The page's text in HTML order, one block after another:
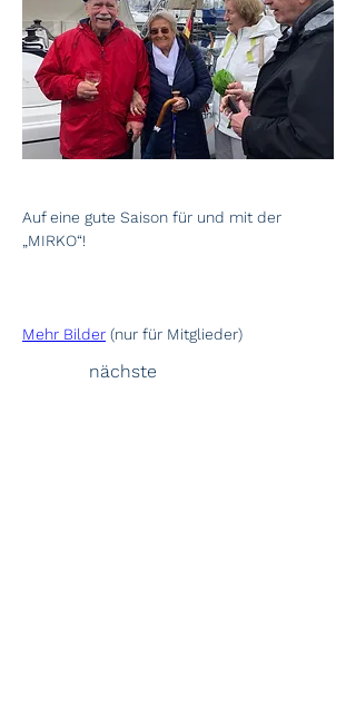
Auf eine gute Saison für und mit der
„MIRKO“!
Mehr Bilder (nur für Mitglieder)
nächste